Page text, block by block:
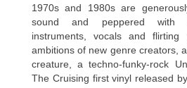
1970s and 1980s are
sound and peppered with
instruments, vocals and
ambitions of new genre creators,
creature, a techno-funky-rock
The Cruising first vinyl released